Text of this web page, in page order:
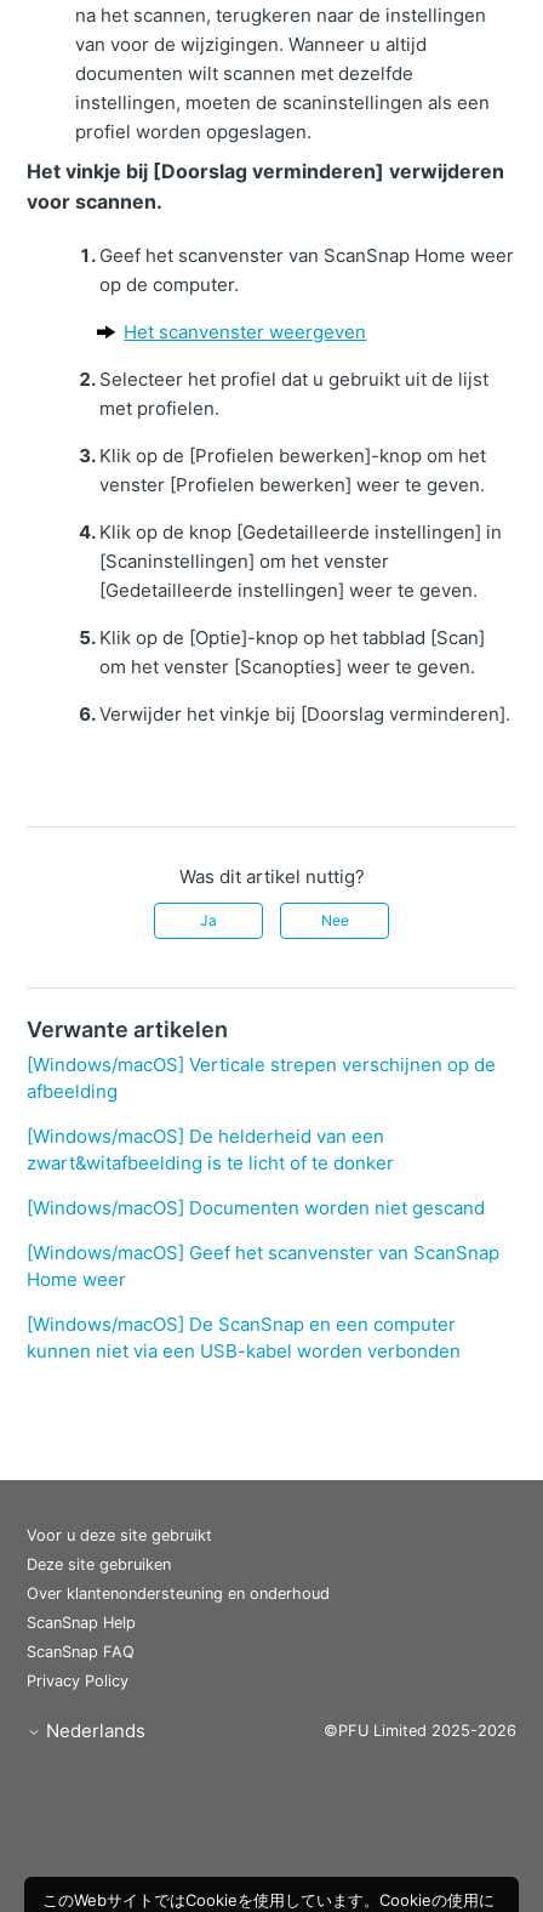
na het scannen, terugkeren naar de instellingen
van voor de wijzigingen. Wanneer u altijd
documenten wilt scannen met dezelfde
instellingen, moeten de scaninstellingen als een
profiel worden opgeslagen.
Het vinkje bij [Doorslag verminderen] verwijderen
voor scannen.
Geef het scanvenster van ScanSnap Home weer
op de computer.
Het scanvenster weergeven
Selecteer het profiel dat u gebruikt uit de lijst
met profielen.
Klik op de [Profielen bewerken]-knop om het
venster [Profielen bewerken] weer te geven.
Klik op de knop [Gedetailleerde instellingen] in
[Scaninstellingen] om het venster
[Gedetailleerde instellingen] weer te geven.
Klik op de [Optie]-knop op het tabblad [Scan]
om het venster [Scanopties] weer te geven.
Verwijder het vinkje bij [Doorslag verminderen].
Was dit artikel nuttig?
Ja Nee
Verwante artikelen
[Windows/macOS] Verticale strepen verschijnen op de
afbeelding
[Windows/macOS] De helderheid van een
zwart&witafbeelding is te licht of te donker
[Windows/macOS] Documenten worden niet gescand
[Windows/macOS] Geef het scanvenster van ScanSnap
Home weer
[Windows/macOS] De ScanSnap en een computer
kunnen niet via een USB-kabel worden verbonden
Voor u deze site gebruikt
Deze site gebruiken
Over klantenondersteuning en onderhoud
ScanSnap Help
ScanSnap FAQ
Privacy Policy
Nederlands ©PFU Limited 2025-2026
このWebサイトではCookieを使用しています。Cookieの使用に